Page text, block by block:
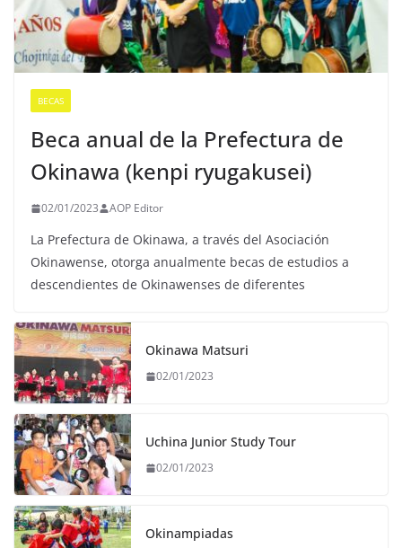
BECAS
Beca anual de la Prefectura de
Okinawa (kenpi ryugakusei)
02/01/2023 AOP Editor
La Prefectura de Okinawa, a través del Asociación
Okinawense, otorga anualmente becas de estudios a
descendientes de Okinawenses de diferentes
Okinawa Matsuri
02/01/2023
Uchina Junior Study Tour
02/01/2023
Okinampiadas